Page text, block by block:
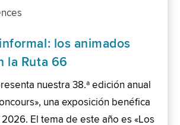
los animados
la Ruta 66
nuestra 38.ª edición anual
una exposición benéfica
El tema de este año es «Los